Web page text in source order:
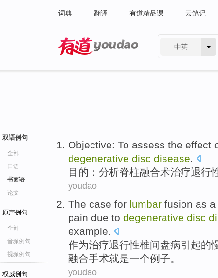
词典 翻译 有道精品课 云笔记
中英
双语例句
全部
口语
书面语
论文
原声例句
全部
音频例句
视频例句
权威例句
Objective: To assess the effect
degenerative disc disease.
目的 ： 分析脊柱融合术治疗退行
youdao
The case for lumbar fusion as a
pain due to degenerative disc
example.
作为治疗退行性椎间盘病引起的
融合手术就是一个例子。
youdao